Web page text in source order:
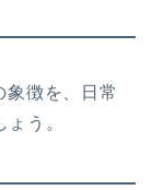
徴を、日常
う。